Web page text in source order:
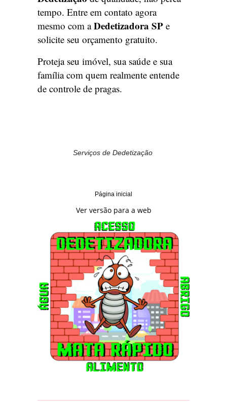
tempo. Entre em contato agora
mesmo com aDedetizadora SP e
solicite seu orçamento gratuito.
Proteja seu imóvel, sua saúde e sua
família com quem realmente entende
de controle de pragas.
Serviços de Dedetização
Página inicial
Ver versão para a web